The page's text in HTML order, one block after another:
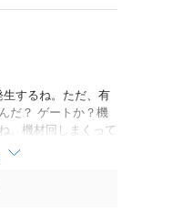
するね。ただ、有
だ？ ゲートか？機
。機材回しまくって
は全便遅延するんじ